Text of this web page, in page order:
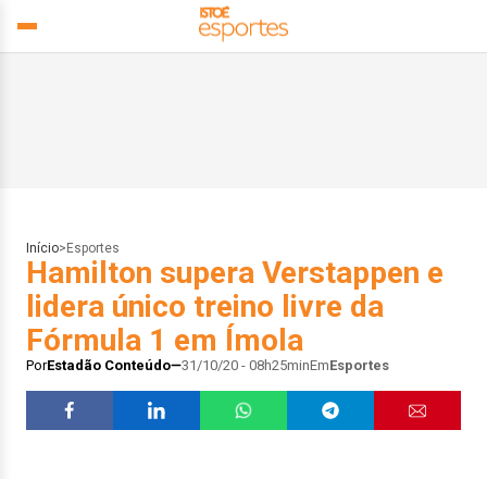
Início> Esportes
Hamilton supera Verstappen e
lidera único treino livre da
Fórmula 1 em Ímola
PorEstadão Conteúdo 31/10/20 - 08h25minEmEsportes